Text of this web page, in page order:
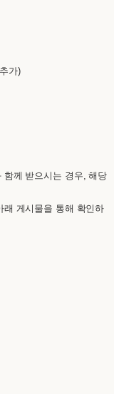
가)
함께 받으시는 경우, 해당
래 게시물을 통해 확인하